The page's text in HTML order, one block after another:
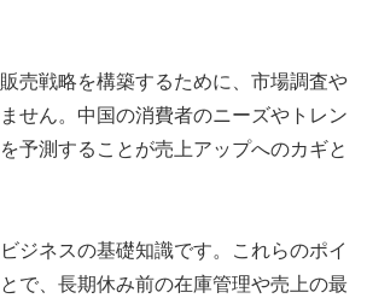
売戦略を構築するために、市場調査や
せん。中国の消費者のニーズやトレン
予測することが売上アップへのカギと
ジネスの基礎知識です。これらのポイ
で、長期休み前の在庫管理や売上の最